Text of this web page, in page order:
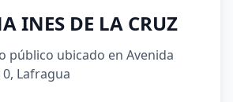
INES DE LA CRUZ
público ubicado en Avenida
0, Lafragua